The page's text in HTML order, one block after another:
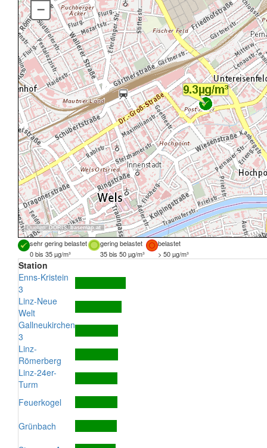
Quellen: DORIS, basemap.at
–
sehr gering belastet gering belastet
belastet
0 bis 35 µg/m³
35 bis 50 µg/m³ > 50 µg/m³
Station
Enns-Kristein
3
Linz-Neue
Welt
Gallneukirchen
3
Linz-
Römerberg
Linz-24er-
Turm
Feuerkogel
Grünbach